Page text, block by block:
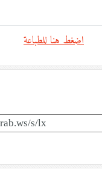
اضغط هنا للطباعة